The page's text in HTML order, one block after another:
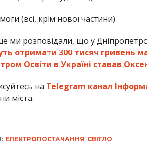
(всі, крім нової частини).
ми розповідали, що у
отримати 300 тисяч гривень
Освіти в Україні ставав
на Telegram канал
міста.
ЕЛЕКТРОПОСТАЧАННЯ, СВІТЛО